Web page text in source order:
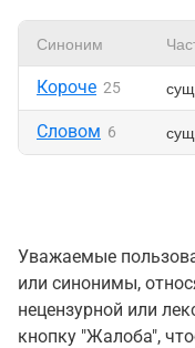
Синоним
Короче 25
Словом 6
Уважаемые
или синонимы,
нецензурной или
кнопку "Жалоба",